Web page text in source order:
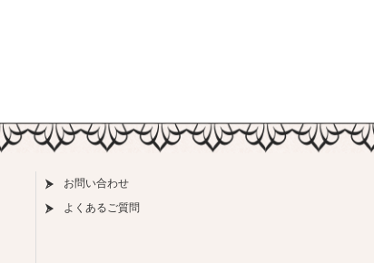
お問い合わせ
よくあるご質問